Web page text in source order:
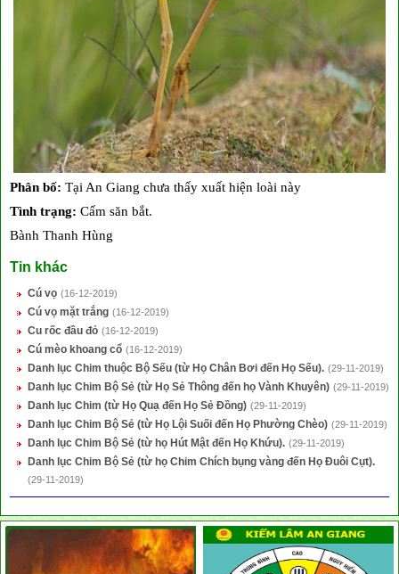
Phân bố: Tại An Giang chưa thấy xuất hiện loài này
Tình trạng: Cấm săn bắt.
Bành Thanh Hùng
Tin khác
Cú vọ (16-12-2019)
Cú vọ mặt trắng (16-12-2019)
Cu rốc đầu đỏ (16-12-2019)
Cú mèo khoang cổ (16-12-2019)
Danh lục Chim thuộc Bộ Sếu (từ Họ Chân Bơi đến Họ Sếu). (29-11-2019)
Danh lục Chim Bộ Sẻ (từ Họ Sẻ Thông đến họ Vành Khuyên) (29-11-2019)
Danh lục Chim (từ Họ Quạ đến Họ Sẻ Đồng) (29-11-2019)
Danh lục Chim Bộ Sẻ (từ Họ Lội Suối đến Họ Phường Chèo) (29-11-2019)
Danh lục Chim Bộ Sẻ (từ họ Hút Mật đến Họ Khứu). (29-11-2019)
Danh lục Chim Bộ Sẻ (từ họ Chim Chích bụng vàng đến Họ Đuôi Cụt).
(29-11-2019)